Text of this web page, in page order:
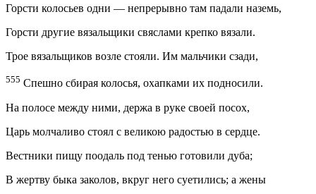
Горсти колосьев одни — непрерывно там падали наземь,
Горсти другие вязальщики свяслами крепко вязали.
Трое вязальщиков возле стояли. Им мальчики сзади,
555 Спешно сбирая колосья, охапками их подносили.
На полосе между ними, держа в руке своей посох,
Царь молчаливо стоял с великою радостью в сердце.
Вестники пищу поодаль под тенью готовили дуба;
В жертву быка заколов, вкруг него суетились; а жены